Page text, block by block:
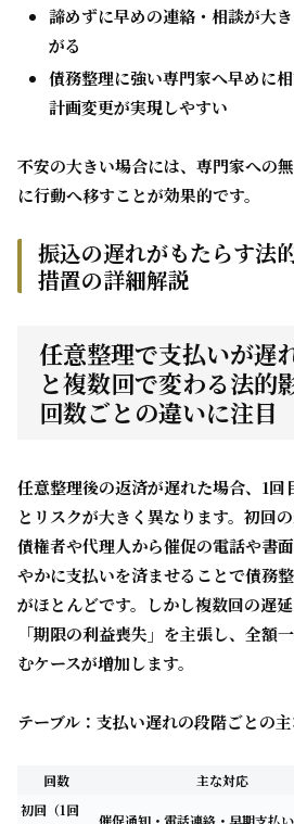
諦めずに早めの連絡・相談が大
がる
債務整理に強い専門家へ早めに
計画変更が実現しやすい
不安の大きい場合には、専門家への
に行動へ移すことが効果的です。
振込の遅れがもたらす法
措置の詳細解説
任意整理で支払いが遅
と複数回で変わる法的
回数ごとの違いに注目
任意整理後の返済が遅れた場合、1
とリスクが大きく異なります。初回
債権者や代理人から催促の電話や書面
やかに支払いを済ませることで債務
がほとんどです。しかし複数回の遅延
「期限の利益喪失」を主張し、全額
むケースが増加します。
テーブル：支払い遅れの段階ごとの
回数 主な対応
初回（1回
催促通知・電話連絡・早期支払